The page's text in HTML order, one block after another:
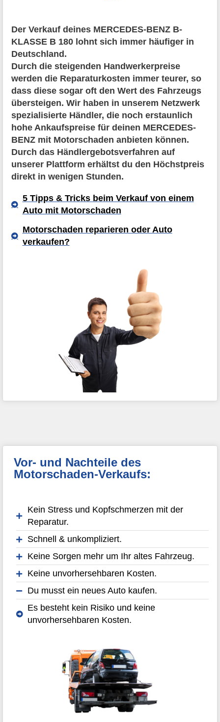
Der Verkauf deines MERCEDES-BENZ B-
KLASSE B 180 lohnt sich immer häufiger in
Deutschland.
Durch die steigenden Handwerkerpreise
werden die Reparaturkosten immer teurer, so
dass diese sogar oft den Wert des Fahrzeugs
übersteigen. Wir haben in unserem Netzwerk
spezialisierte Händler, die noch erstaunlich
hohe Ankaufspreise für deinen MERCEDES-
BENZ mit Motorschaden anbieten können.
Durch das Händlergebotsverfahren auf
unserer Plattform erhältst du den Höchstpreis
direkt in wenigen Stunden.
5 Tipps & Tricks beim Verkauf von einem
Auto mit Motorschaden
Motorschaden reparieren oder Auto
verkaufen?
Vor- und Nachteile des
Motorschaden-Verkaufs:
Kein Stress und Kopfschmerzen mit der
Reparatur.
Schnell & unkompliziert.
Keine Sorgen mehr um Ihr altes Fahrzeug.
Keine unvorhersehbaren Kosten.
Du musst ein neues Auto kaufen.
Es besteht kein Risiko und keine
unvorhersehbaren Kosten.